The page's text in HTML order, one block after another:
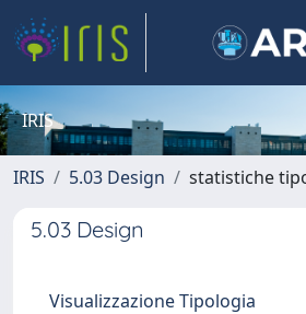
IRIS
IRIS 5.03 Design statistiche
5.03 Design
Visualizzazione Tipologia